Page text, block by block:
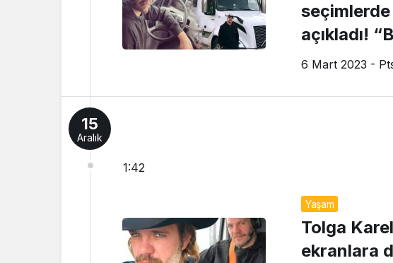
açıkladı!
6 Mart 2023 -
15
Aralık
1:42
Yaşam
Tolga
ekranlara